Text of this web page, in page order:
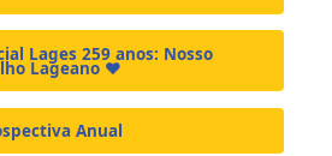
Lages 259 anos: Nosso
Lageano ❤️
Anual